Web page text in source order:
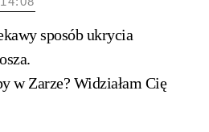
sposób ukrycia
w Zarze? Widziałam Cię